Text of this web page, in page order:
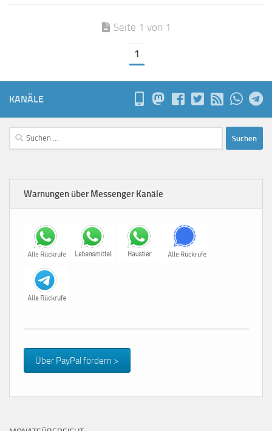
Seite 1 von 1
1
KANÄLE
Suchen
nach:
Warnungen über Messenger Kanäle
Über PayPal fördern >